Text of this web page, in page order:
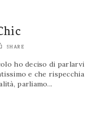
SHARE
ho deciso di parlarvi
e che rispecchia
parliamo...